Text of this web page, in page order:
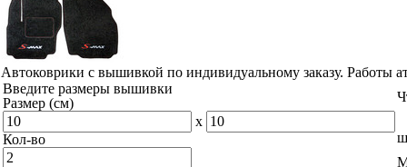
Автоковрики с вышивкой по индивидуальному заказу. Работы
Введите размеры вышивки
Размер (см)
x
Кол-во